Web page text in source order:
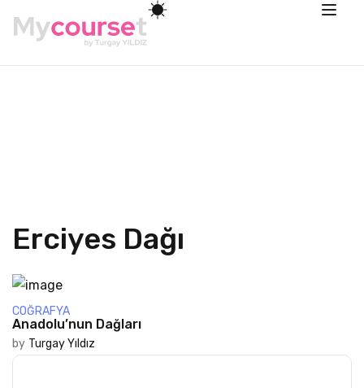
Erciyes Dağı
COĞRAFYA
Anadolu’nun Dağları
by Turgay Yıldız